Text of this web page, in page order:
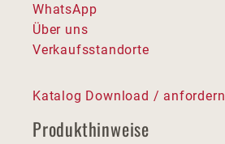
WhatsApp
Über uns
Verkaufsstandorte
Katalog Download / anfordern
Produkthinweise